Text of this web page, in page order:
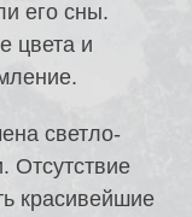
его сны.
цвета и
светло-
Отсутствие
красивейшие